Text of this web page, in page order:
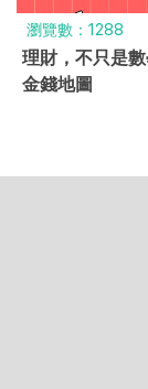
瀏覽數：10274
被欺負了怎麼